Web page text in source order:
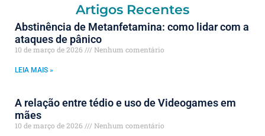
Artigos Recentes
Abstinência de Metanfetamina: como lidar com a
ataques de pânico
10 de março de 2026 Nenhum comentário
LEIA MAIS »
A relação entre tédio e uso de Videogames em
mães
10 de março de 2026 Nenhum comentário